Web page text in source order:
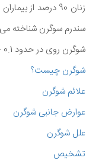
زنان 90 درصد از
سندرم سوگرن شناخته
شوگرن روی در حدود 0.1 - 4 درصد از مردم ایالات متحده (ایالات متحده) تأثیر می گذارد.
شوگرن چیست؟
علائم شوگرن
عوارض جانبی شوگرن
علل شوگرن
تشخیص